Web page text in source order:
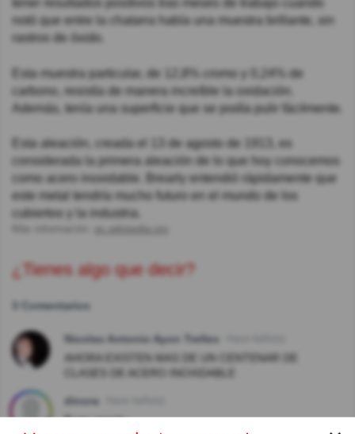
tener resultados positivos tras meses de trabajo cuando
notó que entre la chatarra había una muestra brillante, sin
rastros de óxido.
Esta muestra particular, de 12,8% cromo y 0,24% de
carbono, resistía de manera increíble la oxidación.
Además, tenía una superficie que se podía pulir fácilmente.
Esta aleación, creada el 13 de agosto de 1913, es
considerada la primera aleación de lo que hoy conocemos
como acero inoxidable. Brearly entendió rápidamente que
este metal tendría mucho futuro en el mundo de los
cubiertos y la industria.
¿Tienes algo que decir?
3 Comentarios
Nicolas Antonio Ayon Trelles
AHORA EXISTEN MAS DE UN CENTENAR DE
CLASES DE ACERO INOXIDABLE
dinora
Buen aporte